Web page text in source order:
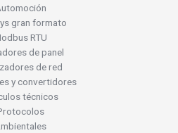
gran formato
RTU
de panel
de red
y convertidores
técnicos